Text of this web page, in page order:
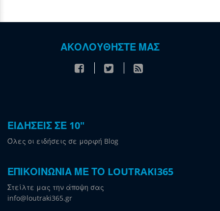
ΑΚΟΛΟΥΘΗΣΤΕ ΜΑΣ
ΕΙΔΗΣΕΙΣ ΣΕ 10"
Όλες οι ειδήσεις σε μορφή Blog
ΕΠΙΚΟΙΝΩΝΙΑ ΜΕ ΤΟ LOUTRAKI365
Στείλτε μας την άποψη σας
info@loutraki365.gr